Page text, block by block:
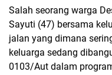
Salah seorang warga
Sayuti (47) bersama
jalan yang dimana
keluarga sedang
0103/Aut dalam